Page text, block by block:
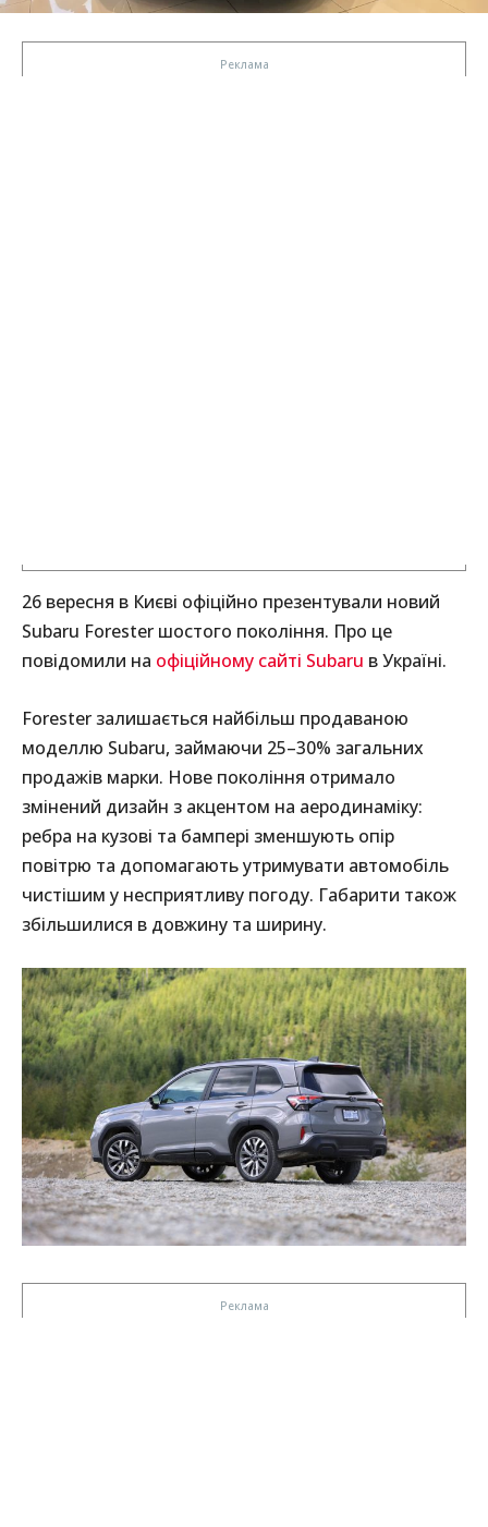
26 вересня в Києві офіційно презентували новий
Subaru Forester шостого покоління. Про це
повідомили на офіційному сайті Subaru в Україні.
Forester залишається найбільш продаваною
моделлю Subaru, займаючи 25–30% загальних
продажів марки. Нове покоління отримало
змінений дизайн з акцентом на аеродинаміку:
ребра на кузові та бампері зменшують опір
повітрю та допомагають утримувати автомобіль
чистішим у несприятливу погоду. Габарити також
збільшилися в довжину та ширину.